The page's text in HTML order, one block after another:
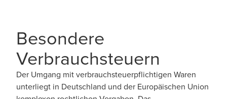
Besondere
Verbrauchsteuern
Der Umgang mit verbrauchsteuerpflichtigen Waren
unterliegt in Deutschland und der Europäischen Union